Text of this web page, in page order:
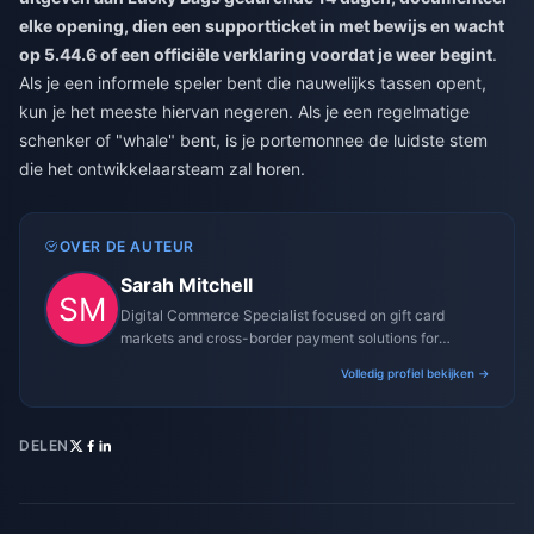
elke opening, dien een supportticket in met bewijs en wacht
op 5.44.6 of een officiële verklaring voordat je weer begint.
Als je een informele speler bent die nauwelijks tassen opent,
kun je het meeste hiervan negeren. Als je een regelmatige
schenker of "whale" bent, is je portemonnee de luidste stem
die het ontwikkelaarsteam zal horen.
OVER DE AUTEUR
Sarah Mitchell
Digital Commerce Specialist focused on gift card
markets and cross-border payment solutions for
Volledig profiel bekijken →
DELEN